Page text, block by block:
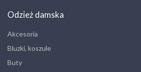
Odzież damska
Akcesoria
Bluzki, koszule
Buty